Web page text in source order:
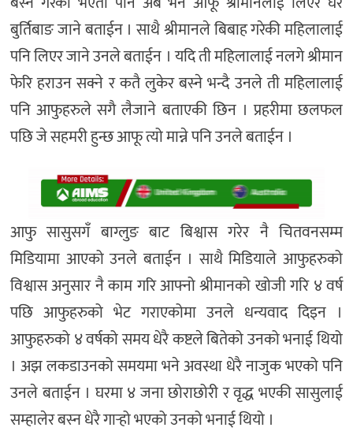
बुर्तिबाङ जाने बताईन । साथै श्रीमानले बिबाह गरेकी महिलालाई
पनि लिएर जाने उनले बताईन । यदि ती महिलालाई नलगे श्रीमान
फेरि हराउन सक्ने र कतै लुकेर बस्ने भन्दै उनले ती महिलालाई
पनि आफुहरुले सगै लैजाने बताएकी छिन । प्रहरीमा छलफल
पछि जे सहमरी हुन्छ आफू त्यो मान्ने पनि उनले बताईन ।
आफु सासुसगँ बाग्लुङ बाट बिश्वास गरेर नै चितवनसम्म
मिडियामा आएको उनले बताईन । साथै मिडियाले आफुहरुको
विश्वास अनुसार नै काम गरि आफ्नो श्रीमानको खोजी गरि ४ वर्ष
पछि आफुहरुको भेट गराएकोमा उनले धन्यवाद दिइन ।
आफुहरुको ४ वर्षको समय धेरै कष्टले बितेको उनको भनाई थियो
। अझ लकडाउनको समयमा भने अवस्था धेरै नाजुक भएको पनि
उनले बताईन । घरमा ४ जना छोराछोरी र वृद्ध भएकी सासुलाई
सम्हालेर बस्न धेरै गार्‍हो भएको उनको भनाई थियो ।